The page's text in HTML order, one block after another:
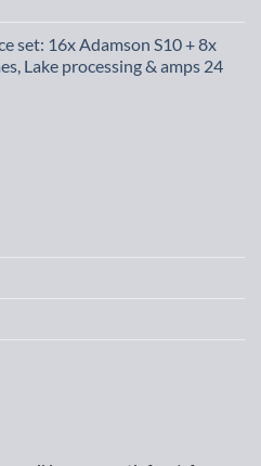
set: 16x Adamson S10 + 8x
Lake processing & amps 24